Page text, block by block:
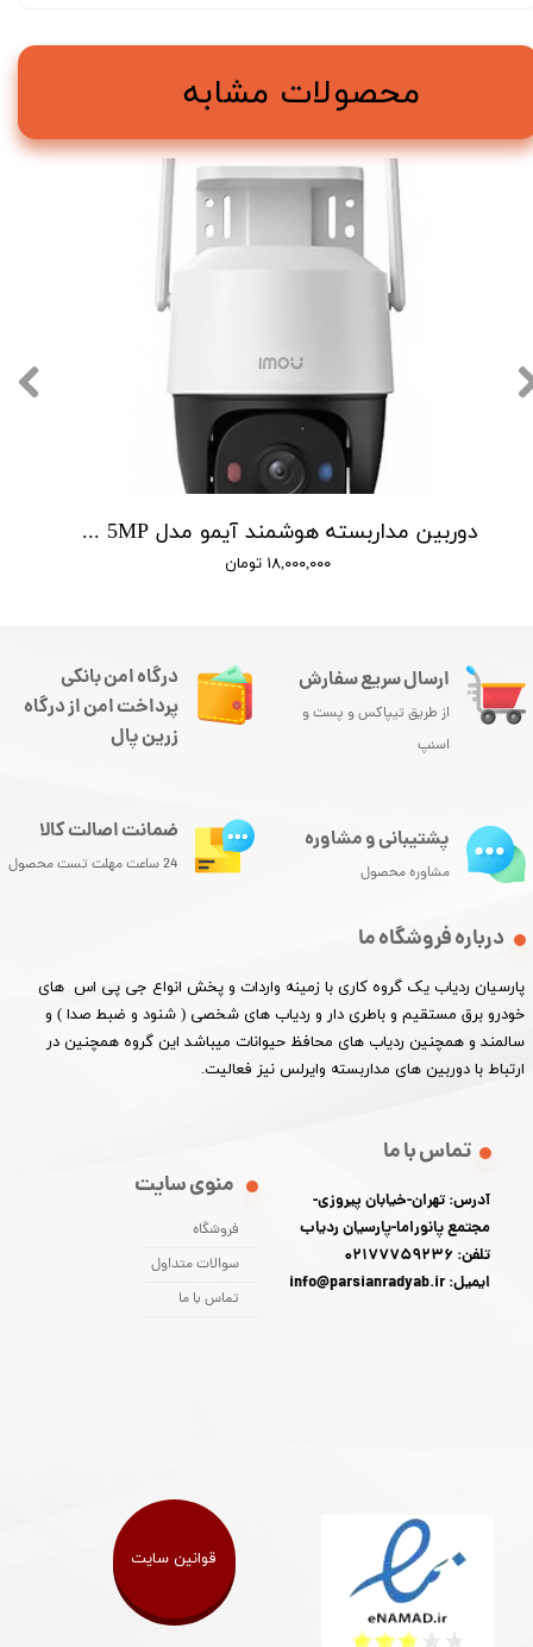
دوربین مداربسته هوشمند آیمو مدل Cruiser SC 5MP
۱۸,۰۰۰,۰۰۰ تومان
محصولات مشابه
ارسال سریع سفارش
از طریق تیپاکس و پست و
اسنپ
درباره فروشگاه ما
پارسیان ردیاب یک گروه کاری با زمینه واردات و پخش انواع جی پی اس های
خودرو برق مستقیم و باطری دار و ردیاب های شخصی ( شنود و ضبط صدا ) و
سالمند و همچنین ردیاب های محافظ حیوانات میباشد این گروه همچنین در
ارتباط با دوربین های مداربسته وایرلس نیز فعالیت.​​​​​​​
منوی سایت
فروشگاه
سوالات متداول
تماس با ما
تماس با ما
آدرس: تهران-خیابان پیروزی-
مجتمع پانوراما-پارسیان ردیاب
تلفن: 02177759236
ایمیل: info@parsianradyab.ir
درگاه امن بانکی
پرداخت امن از درگاه
زرین پال
پشتیبانی و مشاوره
مشاوره محصول
ضمانت اصالت کالا
24 ساعت مهلت تست محصول
قوانین سایت